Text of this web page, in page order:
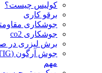
کولیس چیست؟
برقو کاری
جوشکاری
جوشکاری co2
برش لیزری در
مهم